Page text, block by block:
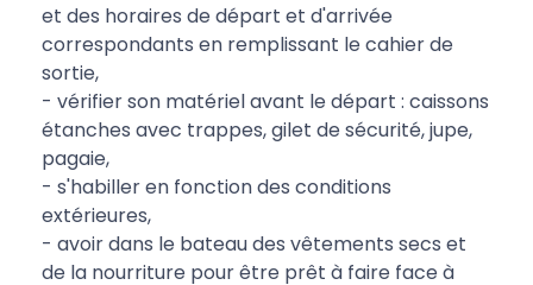
et des horaires de départ et d'arrivée
correspondants en remplissant le cahier de
sortie,
- vérifier son matériel avant le départ : caissons
étanches avec trappes, gilet de sécurité, jupe,
pagaie,
- s'habiller en fonction des conditions
extérieures,
- avoir dans le bateau des vêtements secs et
de la nourriture pour être prêt à faire face à